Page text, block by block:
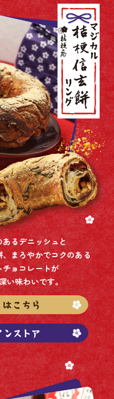
るデニッシュと
まろやかでコクのある
ョコレートが
い味わいです。